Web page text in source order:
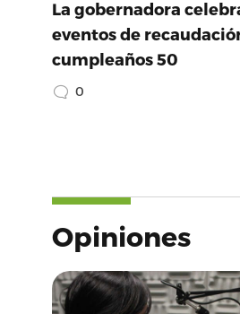
La gobernadora
eventos de
cumpleaños 50
0
Opiniones